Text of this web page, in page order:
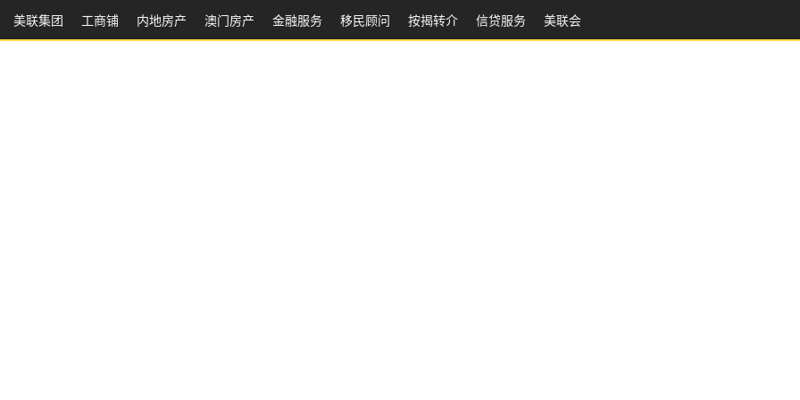
美联集团 工商铺 内地房产 澳⻔房产 金融服务 移民顾问 按揭转介 信贷服务 美联会